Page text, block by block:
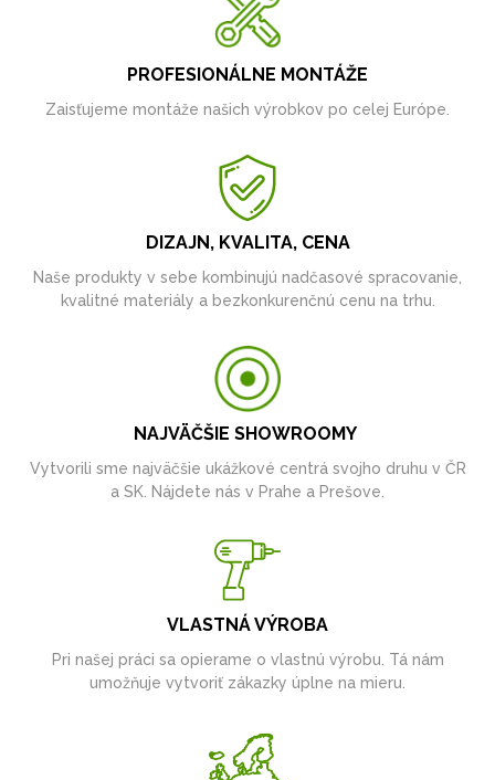
PROFESIONÁLNE MONTÁŽE
Zaisťujeme montáže našich výrobkov po celej Európe.
DIZAJN, KVALITA, CENA
Naše produkty v sebe kombinujú nadčasové spracovanie,
kvalitné materiály a bezkonkurenčnú cenu na trhu.
NAJVÄČŠIE SHOWROOMY
Vytvorili sme najväčšie ukážkové centrá svojho druhu v ČR
a SK. Nájdete nás v Prahe a Prešove.
VLASTNÁ VÝROBA
Pri našej práci sa opierame o vlastnú výrobu. Tá nám
umožňuje vytvoriť zákazky úplne na mieru.